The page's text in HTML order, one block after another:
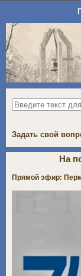
Задать свой
На
Прямой эфир: